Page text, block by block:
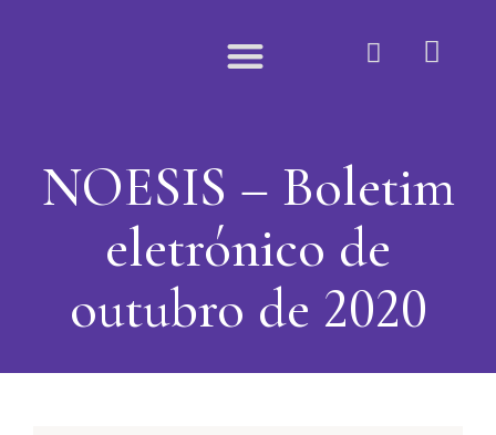
NOESIS – Boletim
eletrónico de
outubro de 2020